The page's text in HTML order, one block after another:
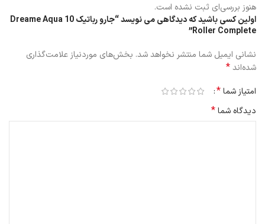
رباتیک حال حاضر بازار قرار می‌دهد.
هنوز بررسی‌ای ثبت نشده است.
اولین کسی باشید که دیدگاهی می نویسد “جارو رباتیک Dreame Aqua 10
Roller Complete”
نشانی ایمیل شما منتشر نخواهد شد. بخش‌های موردنیاز علامت‌گذاری
شده‌اند*
امتیاز شما*
دیدگاه شما*